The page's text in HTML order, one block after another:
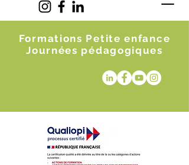
Formations Petite enfance
Journées pédagogiques